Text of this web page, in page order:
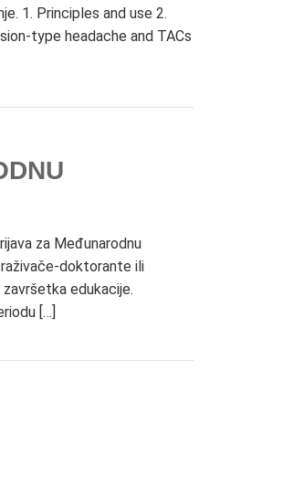
1. Principles and use 2.
type headache and TACs
za Međunarodnu
doktorante ili
edukacije.
[…]